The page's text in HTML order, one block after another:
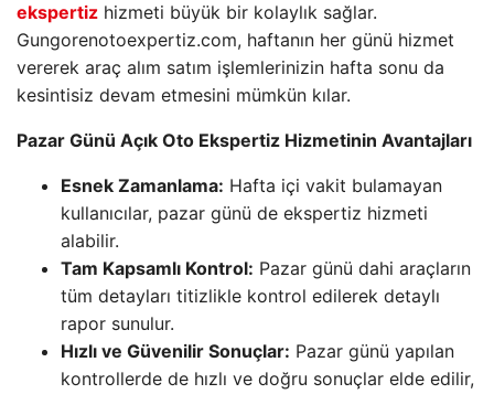
ekspertiz hizmeti büyük bir kolaylık sağlar.
Gungorenotoexpertiz.com, haftanın her günü hizmet
vererek araç alım satım işlemlerinizin hafta sonu da
kesintisiz devam etmesini mümkün kılar.
Pazar Günü Açık Oto Ekspertiz Hizmetinin Avantajları
Esnek Zamanlama: Hafta içi vakit bulamayan
kullanıcılar, pazar günü de ekspertiz hizmeti
alabilir.
Tam Kapsamlı Kontrol: Pazar günü dahi araçların
tüm detayları titizlikle kontrol edilerek detaylı
rapor sunulur.
Hızlı ve Güvenilir Sonuçlar: Pazar günü yapılan
kontrollerde de hızlı ve doğru sonuçlar elde edilir,